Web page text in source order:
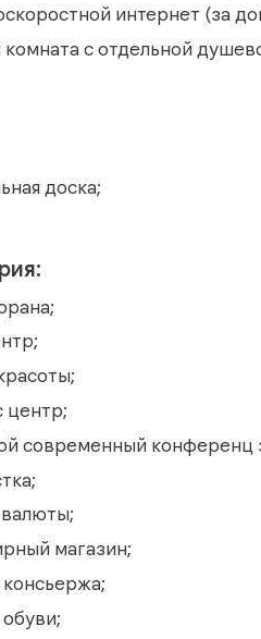
интернет (за
комната с отдельной
доска;
центр;
современный конференц
магазин;
консьержа;